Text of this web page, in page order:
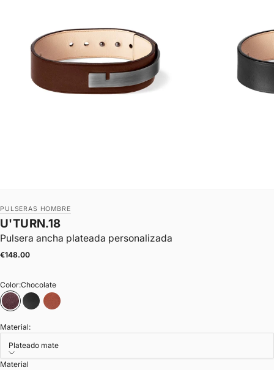
PULSERAS HOMBRE
Pulsera ancha plateada personalizada
U'TURN.18
Precio de oferta
€148.00
Color:Chocolate
Chocolate
Negro Marrón tostado
Material:
Plateado mate
Material